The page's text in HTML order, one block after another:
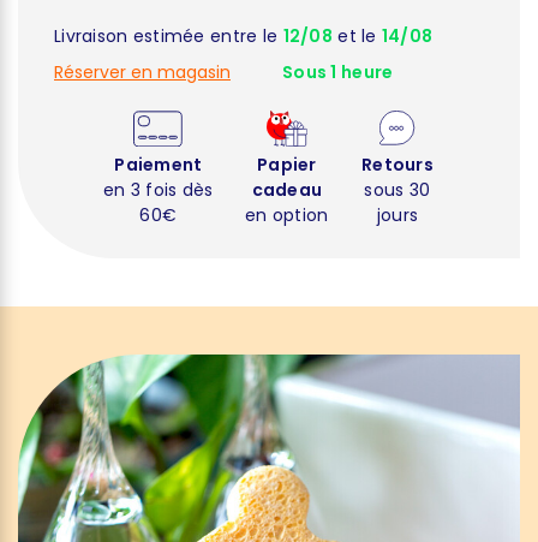
Livraison estimée entre le 12/08 et le 14/08
Réserver en magasin
Sous 1 heure
Paiement
en 3 fois dès
60€
Papier
cadeau
en option
Retours
sous 30
jours